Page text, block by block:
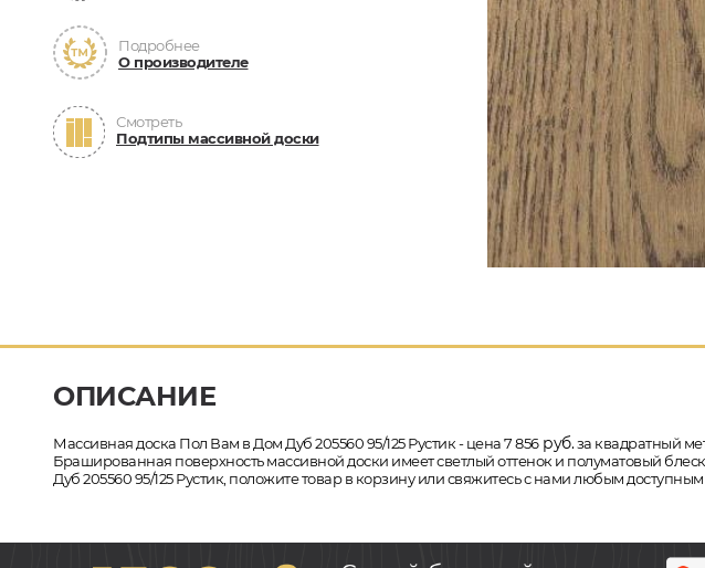
Подробнее
О производителе
Смотреть
Подтипы массивной доски
ОПИСАНИЕ
Массивная доска Пол Вам в Дом Дуб 205560 95/125 Рустик - цена 7 856руб.за квадратный
Брашированная поверхность массивной доски имеет светлый оттенок и полуматовый
Дуб 205560 95/125 Рустик, положите товар в корзину или свяжитесь с нами любым